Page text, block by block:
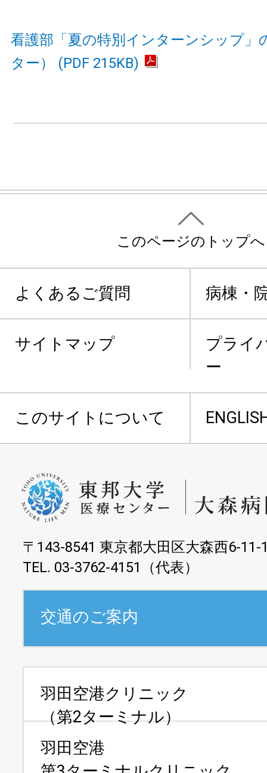
看護部「夏の特別インターンシップ」
ター） (PDF 215KB)
このページのトップへ
よくあるご質問 病棟・
サイトマップ
プライ
ー
このサイトについて
〒143-8541 東京都大田区大森西6-11-
TEL. 03-3762-4151（代表）
交通のご案内
羽田空港クリニック
（第2ターミナル）
羽田空港